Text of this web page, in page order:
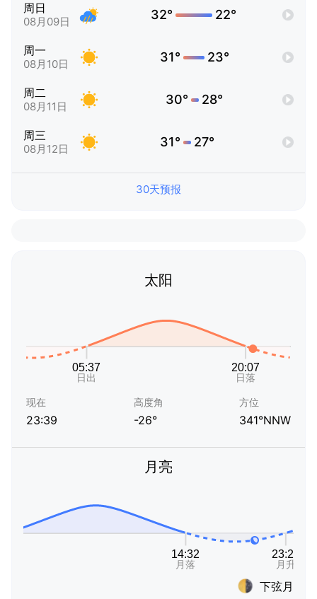
周日
08月09日 32° 22°
周一
08月10日 31° 23°
周二
08月11日 30° 28°
周三
08月12日 31° 27°
30天预报
太阳
现在
23:39
高度角
-26°
方位
341°NNW
月亮
下弦月